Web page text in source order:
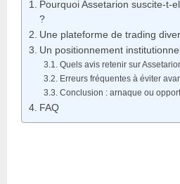
Pourquoi Assetarion suscite-t-
?
Une plateforme de trading
Un positionnement
Quels avis retenir sur
Erreurs fréquentes à éviter
Conclusion : arnaque ou
FAQ